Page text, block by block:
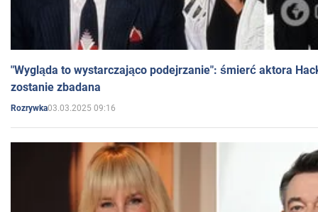
"Wygląda to wystarczająco podejrzanie": śmierć aktora
zostanie zbadana
Rozrywka03.03.2025 09:16